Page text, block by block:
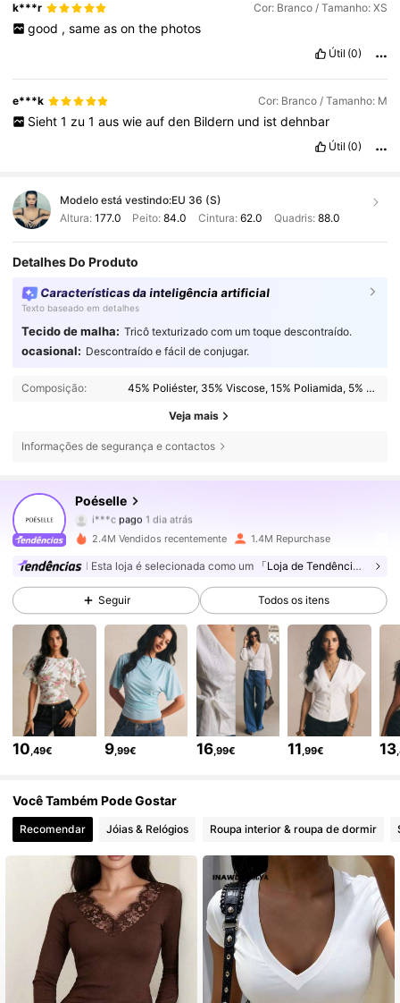
k***r Cor: Branco / Tamanho: XS
good , same as on the photos
Útil (0)
e***k Cor: Branco / Tamanho: M
Sieht 1 zu 1 aus wie auf den Bildern und ist dehnbar
Útil (0)
Modelo está vestindo:EU 36 (S)
Altura: 177.0 Peito:84.0 Cintura: 62.0 Quadris: 88.0
Detalhes Do Produto
Características da inteligência artificial
Texto baseado em detalhes
Tecido de malha: Tricô texturizado com um toque descontraído.
ocasional: Descontraído e fácil de conjugar.
Composição: 45% Poliéster, 35% Viscose, 15% Poliamida, 5% Elastane
Veja mais
Informações de segurança e contactos
Poéselle
4,80
1.5M Seguidores
i***cpago 1 dia atrás
e***t seguiu 10 minutos atrás
4,80 1.5M Seguidores
4,80 1.5M Seguidores
1.5M Seguidores
4,80
4,80 1.5M Seguidores
4,80 1.5M Seguidores
4,80 1.5M Seguidores
4,80 1.5M Seguidores
2.4M Vendidos recentemente 1.4M Repurchase
Esta loja é selecionada como um 「Loja de Tendências」
Seguir Todos os itens
10,49€ 9,99€ 16,99€ 11,99€ 13
Você Também Pode Gostar
Recomendar Jóias & Relógios Roupa interior & roupa de dormir